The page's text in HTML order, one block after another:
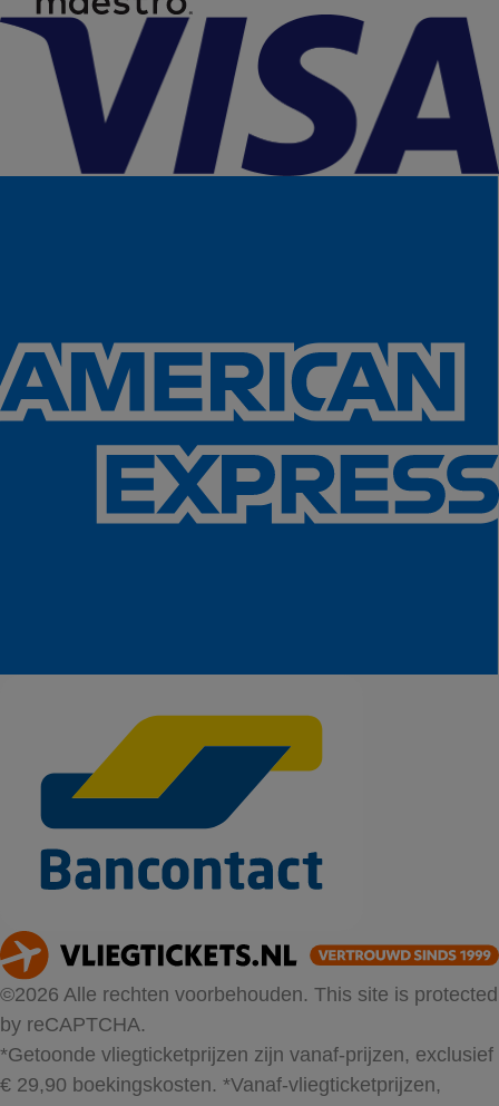
©2026 Alle rechten voorbehouden. This site is protected
by reCAPTCHA.
*Getoonde vliegticketprijzen zijn vanaf-prijzen, exclusief
€ 29,90 boekingskosten. *Vanaf-vliegticketprijzen,